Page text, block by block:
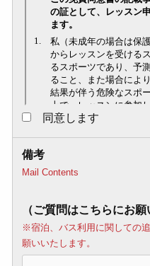
同意します
備考
Mail Contents
（ご質問はこちらにお願
※宿泊、バス利用に関しての
願いいたします。